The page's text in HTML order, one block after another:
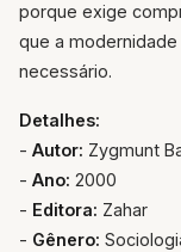
porque exige
que a modernidade
necessário.
Detalhes:
- Autor: Zygmunt
- Ano: 2000
- Editora: Zahar
- Gênero: